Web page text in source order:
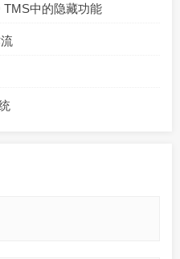
TMS中的隐藏功能